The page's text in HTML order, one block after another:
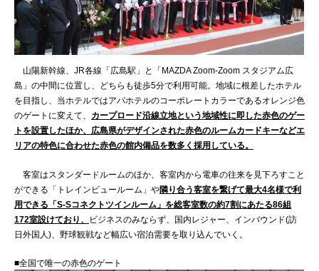
山陽新幹線、JR各線「広島駅」と「MAZDA Zoom-Zoom スタジアム広
島」の中間に位置し、どちらも徒歩5分で利用可能。地域に根差したホテル
を目指し、当ホテルではアパホテルのコーポレートカラーであるオレンジ色
のゲートに変えて、 カープロード沿線立地という地域性に即した赤色のゲー
トを設置したほか、広島県がデザインされた赤色のルームカードキーなどエ
リアの特色に合わせた赤色の館内備品を数多く採用している。
客室はスタンダードルームのほか、客室内から電車の往来を見下ろすこと
ができる「トレインビュールーム」や隣り合う客室を繋げて最大4名様で利
用できる「S-Sコネクトツインルーム」を総客室数の約7割にあたる86組
172室設けており、
ビジネスのみならず、国内レジャー、インバウンド(訪
日外国人)、野球観戦など幅広い宿泊需要を取り込んでいく。
■全国で唯一の赤色のゲート